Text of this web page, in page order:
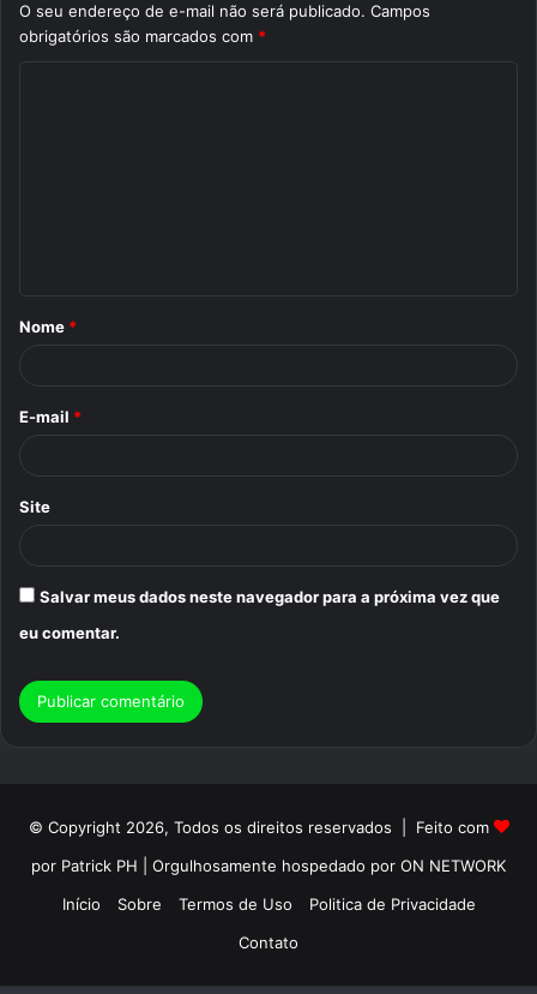
O seu endereço de e-mail não será publicado. Campos
obrigatórios são marcados com *
r
Nome *
E-mail *
Site
Salvar meus dados neste navegador para a próxima vez que
eu comentar.
© Copyright 2026, Todos os direitos reservados | Feito com
por Patrick PH | Orgulhosamente hospedado por ON NETWORK
Início
Sobre Termos de Uso
Politica de Privacidade
Contato